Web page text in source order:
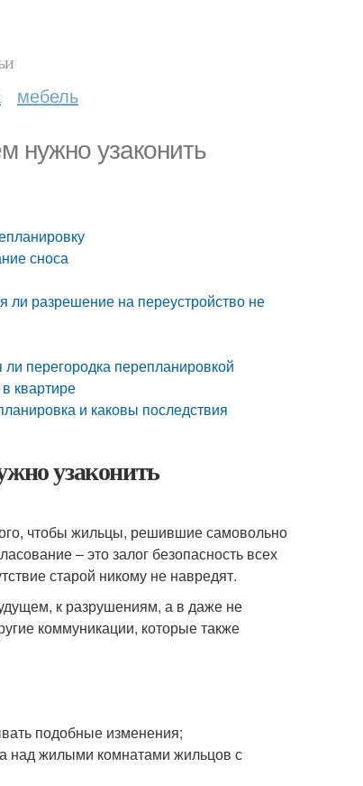
мебель
нужно узаконить
сноса
ли разрешение на переустройство не
перегородка перепланировкой
квартире
и каковы последствия
узаконить
чтобы жильцы, решившие самовольно
‒ это залог безопасность всех
старой никому не навредят.
к разрушениям, а в даже не
коммуникации, которые также
подобные изменения;
над жилыми комнатами жильцов с